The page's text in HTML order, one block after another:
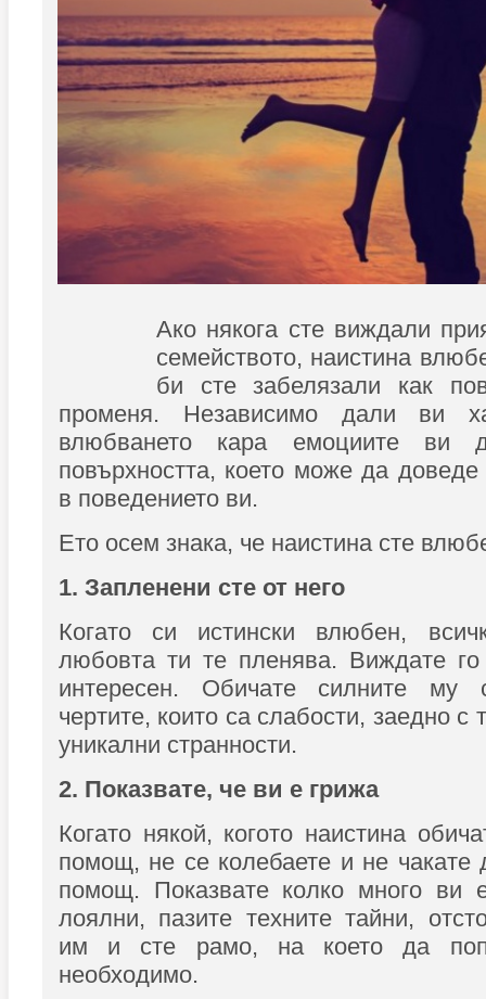
Ако някога сте виждали
семейството, наистина
би сте забелязали как
променя. Независимо дали ви
влюбването кара емоциите ви
повърхността, което може да
в поведението ви.
Ето осем знака, че наистина сте
1. Запленени сте от него
Когато си истински влюбен,
любовта ти те пленява. Виждате го
интересен. Обичате силните му
чертите, които са слабости, заедно с
уникални странности.
2. Показвате, че ви е грижа
Когато някой, когото наистина
помощ, не се колебаете и не чакате
помощ. Показвате колко много ви
лоялни, пазите техните тайни,
им и сте рамо, на което да
необходимо.